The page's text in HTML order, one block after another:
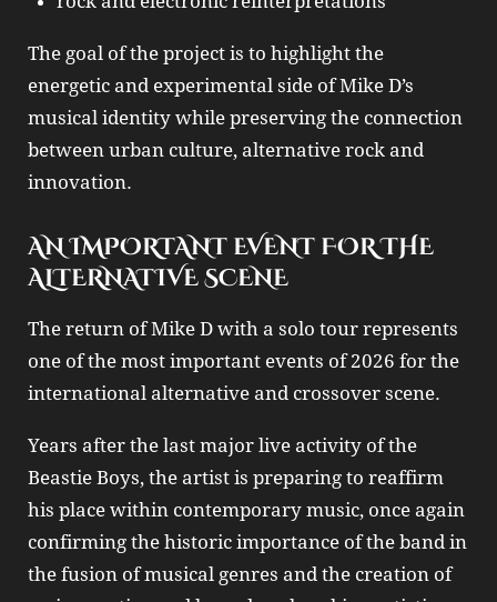
The goal of the project is to highlight the
energetic and experimental side ofMike D’s
musical identity while preserving the connection
between urban culture, alternative rock and
innovation.
AN IMPORTANT EVENT FOR THE
ALTERNATIVE SCENE
The return ofMike D with a solo tour represents
one of the most important events of 2026 for the
international alternative and crossover scene.
Years after the last major live activity of the
Beastie Boys, the artist is preparing to reaffirm
his place within contemporary music, once again
confirming the historic importance of the band in
the fusion of musical genres and the creation of